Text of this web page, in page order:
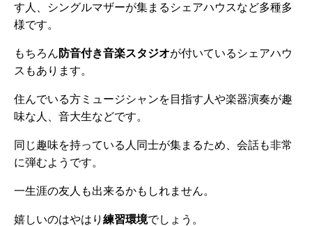
す人、シングルマザーが集まるシェアハウスなど多種多
様です。
もちろん 防音付き音楽スタジオが付いているシェアハウ
スもあります。
住んでいる方ミュージシャンを目指す人や楽器演奏が趣
味な人、音大生などです。
同じ趣味を持っている人同士が集まるため、会話も非常
に弾むようです。
一生涯の友人も出来るかもしれません。
嬉しいのはやはり 練習環境でしょう。